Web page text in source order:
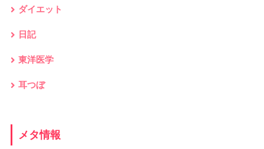
ダイエット
日記
東洋医学
耳つぼ
メタ情報